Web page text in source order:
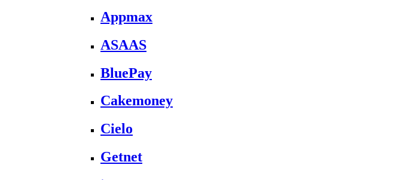
Appmax
ASAAS
BluePay
Cakemoney
Cielo
Getnet